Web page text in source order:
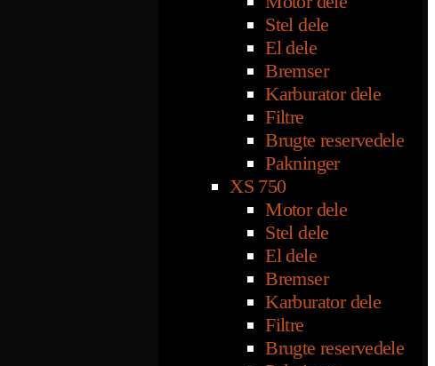
Stel dele
El dele
Bremser
Karburator dele
Filtre
Brugte reservedele
Pakninger
XS 750
Motor dele
Stel dele
El dele
Bremser
Karburator dele
Filtre
Brugte reservedele